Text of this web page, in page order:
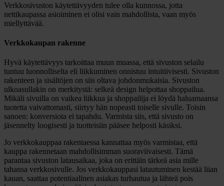
Verkkosivuston käytettävyyden tulee olla kunnossa, jotta
nettikaupassa asioiminen ei olisi vain mahdollista, vaan myös
miellyttävää.
Verkkokaupan rakenne
Hyvä käytettävyys tarkoittaa muun muassa, että sivuston selailu
tuntuu luonnolliselta eli liikkuminen onnistuu intuitiivisesti. Sivuston
rakenteen ja sisältöjen on siis oltava johdonmukaisia. Sivuston
ulkoasullakin on merkitystä: selkeä design helpottaa shoppailua.
Mikäli sivuilla on vaikea liikkua ja shoppailija ei löydä haluamaansa
tuotetta vaivattomasti, siirtyy hän nopeasti toiselle sivulle. Toisin
sanoen: konversiota ei tapahdu. Varmista siis, että sivusto on
jäsennelty loogisesti ja tuotteisiin pääsee helposti käsiksi.
Jo verkkokauppaa rakentaessa kannattaa myös varmistaa, että
kauppa rakennetaan mahdollisimman suoraviivaisesti. Tämä
parantaa sivuston latausaikaa, joka on erittäin tärkeä asia mille
tahansa verkkosivulle. Jos verkkokauppasi latautuminen kestää liian
kauan, saattaa potentiaalinen asiakas turhautua ja lähteä pois